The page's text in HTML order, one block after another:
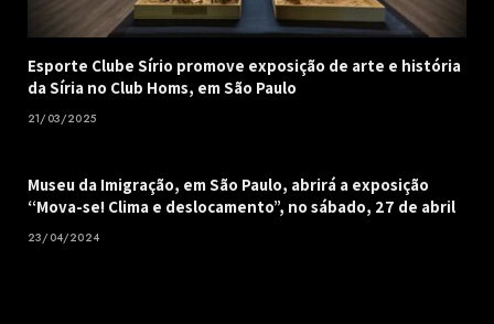
Esporte Clube Sírio promove exposição de arte e história
da Síria no Club Homs, em São Paulo
21/03/2025
Museu da Imigração, em São Paulo, abrirá a exposição
“Mova-se! Clima e deslocamento”, no sábado, 27 de abril
23/04/2024